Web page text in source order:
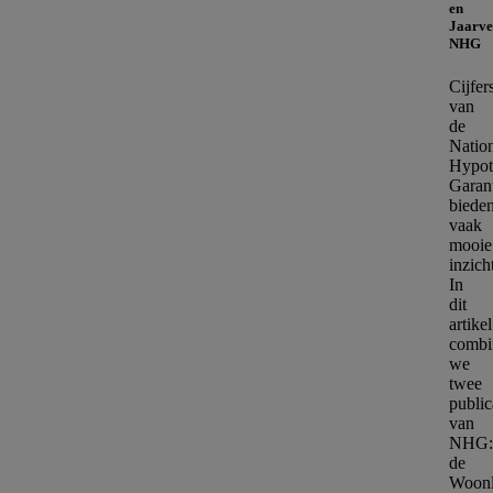
en
NHG
van
de
vaak
mooie
In
dit
artikel
we
twee
van
NHG:
de